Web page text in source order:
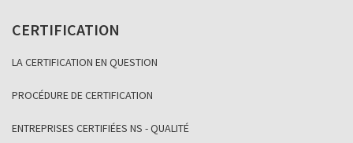
CERTIFICATION
LA CERTIFICATION EN QUESTION
PROCÉDURE DE CERTIFICATION
ENTREPRISES CERTIFIÉES NS - QUALITÉ